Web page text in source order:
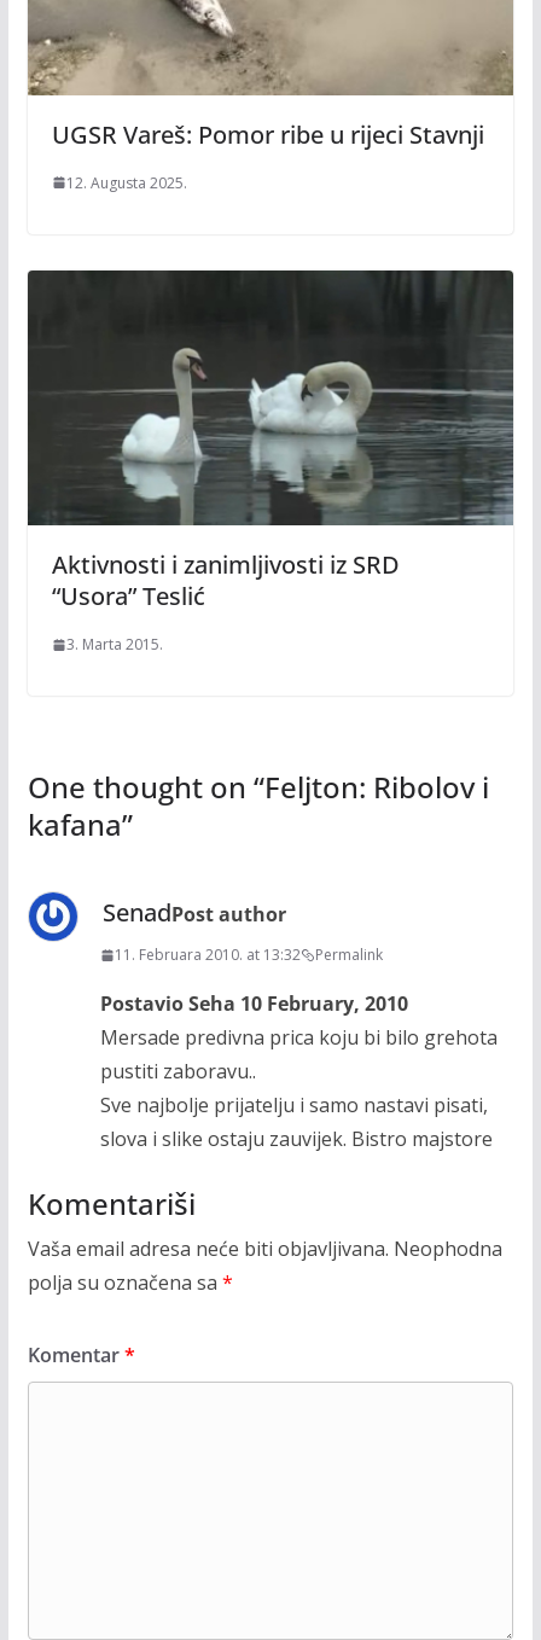
UGSR Vareš: Pomor ribe u rijeci Stavnji
12. Augusta 2025.
Aktivnosti i zanimljivosti iz SRD
“Usora” Teslić
3. Marta 2015.
One thought on “Feljton: Ribolov i
kafana”
SenadPost author
11. Februara 2010. at 13:32 Permalink
Postavio Seha 10 February, 2010
Mersade predivna prica koju bi bilo grehota
pustiti zaboravu..
Sve najbolje prijatelju i samo nastavi pisati,
slova i slike ostaju zauvijek. Bistro majstore
Komentariši
Vaša email adresa neće biti objavljivana. Neophodna
polja su označena sa *
Komentar*